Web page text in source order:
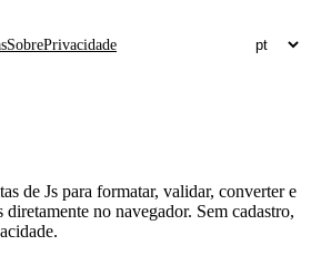
SobrePrivacidade
de Js para formatar, validar, converter e
no navegador. Sem cadastro,